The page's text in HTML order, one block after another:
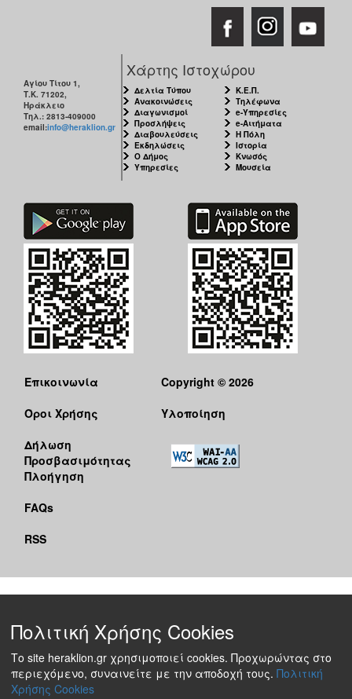
Αγίου Τίτου 1,
Τ.Κ. 71202,
Ηράκλειο
Τηλ.: 2813-409000
email:info@heraklion.gr
Χάρτης Ιστοχώρου
Δελτία Τύπου
Ανακοινώσεις
Διαγωνισμοί
Προσλήψεις
Διαβουλεύσεις
Εκδηλώσεις
Ο Δήμος
Υπηρεσίες
Κ.Ε.Π.
Τηλέφωνα
e-Υπηρεσίες
e-Αιτήματα
Η Πόλη
Ιστορία
Κνωσός
Μουσεία
Επικοινωνία
Όροι Χρήσης
Δήλωση
Προσβασιμότητας
Πλοήγηση
FAQs
RSS
Copyright © 2026
Υλοποίηση
Πολιτική Χρήσης Cookies
Το site heraklion.gr χρησιμοποιεί cookies. Προχωρώντας στο
περιεχόμενο, συναινείτε με την αποδοχή τους. Πολιτική
Χρήσης Cookies